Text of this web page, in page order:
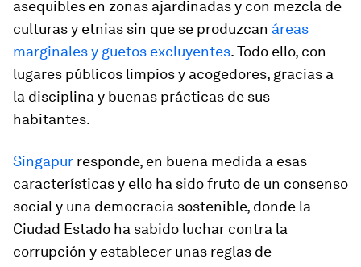
asequibles en zonas ajardinadas y con mezcla de
culturas y etnias sin que se produzcan áreas
marginales y guetos excluyentes. Todo ello, con
lugares públicos limpios y acogedores, gracias a
la disciplina y buenas prácticas de sus
habitantes.
Singapur responde, en buena medida a esas
características y ello ha sido fruto de un consenso
social y una democracia sostenible, donde la
Ciudad Estado ha sabido luchar contra la
corrupción y establecer unas reglas de